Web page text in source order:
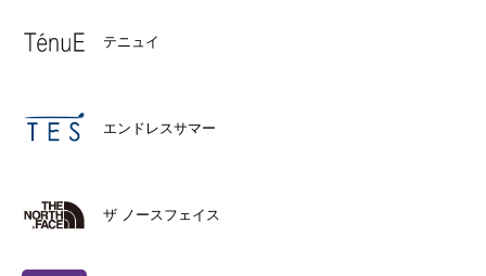
テニュイ
エンドレスサマー
ザ ノースフェイス